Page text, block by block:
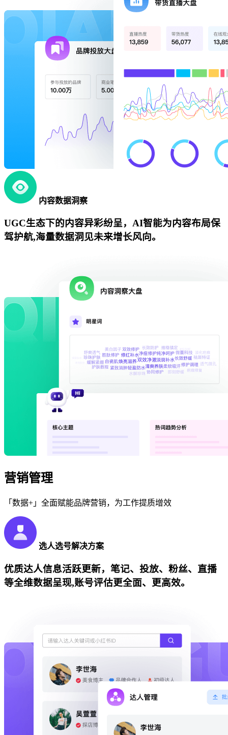
内容数据洞察
UGC生态下的内容异彩纷呈，AI智能为内容布局保
驾护航,海量数据洞见未来增长风向。
营销管理
「数据+」全面赋能品牌营销，为工作提质增效
选人选号解决方案
优质达人信息活跃更新，笔记、投放、粉丝、直播
等全维数据呈现,账号评估更全面、更高效。